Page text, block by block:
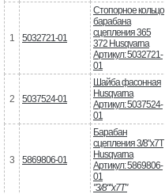
1 5032721-01
Стопорное кольцо
барабана
сцепления 365
372 Husqvarna
Артикул: 5032721-
01
2 5037524-01
Шайба фасонная
Husqvarna
Артикул: 5037524-
01
3 5869806-01
Барабан
сцепления 3/8"x7T
Husqvarna
Артикул: 5869806-
01
"3/8""x7T"